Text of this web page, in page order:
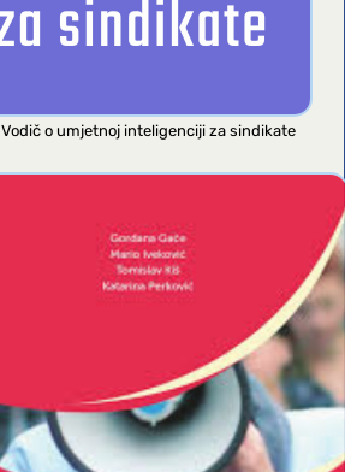
Vodič o umjetnoj inteligenciji za sindikate